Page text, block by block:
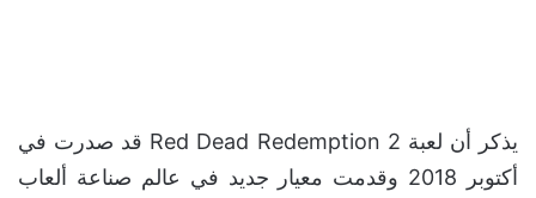
يذكر أن لعبة Red Dead Redemption 2 قد صدرت في
أكتوبر 2018 وقدمت معيار جديد في عالم صناعة ألعاب